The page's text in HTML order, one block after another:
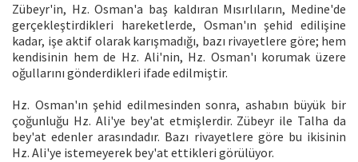
Zübeyr'in, Hz. Osman'a baş kaldıran Mısırlıların, Medine'de
gerçekleştirdikleri hareketlerde, Osman'ın şehid edilişine
kadar, işe aktif olarak karışmadığı, bazı rivayetlere göre; hem
kendisinin hem de Hz. Ali'nin, Hz. Osman'ı korumak üzere
oğullarını gönderdikleri ifade edilmiştir.
Hz. Osman'ın şehid edilmesinden sonra, ashabın büyük bir
çoğunluğu Hz. Ali'ye bey'at etmişlerdir. Zübeyr ile Talha da
bey'at edenler arasındadır. Bazı rivayetlere göre bu ikisinin
Hz. Ali'ye istemeyerek bey'at ettikleri görülüyor.